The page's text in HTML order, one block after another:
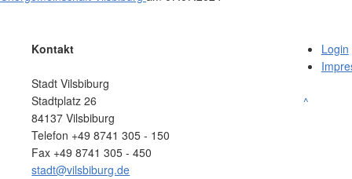
Kontakt
Stadt Vilsbiburg
Stadtplatz 26
84137 Vilsbiburg
Telefon +49 8741 305 - 150
Fax +49 8741 305 - 450
stadt@vilsbiburg.de
Login
^